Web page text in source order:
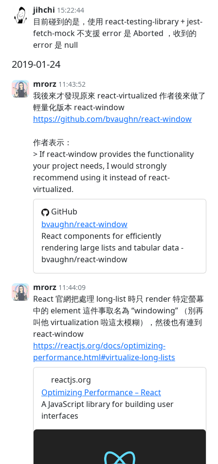
jihchi 15:22:44
目前碰到的是，使用 react-testing-library + jest-
fetch-mock 不支援 error 是 Aborted ，收到的
error 是 null
2019-01-24
mrorz 11:43:52
我後來才發現原來 react-virtualized 作者後來做了
輕量化版本 react-window
https://github.com/bvaughn/react-window
作者表示：
> If react-window provides the functionality
your project needs, I would strongly
recommend using it instead of react-
virtualized.
GitHub
bvaughn/react-window
React components for efficiently
rendering large lists and tabular data -
bvaughn/react-window
mrorz 11:44:09
React 官網把處理 long-list 時只 render 特定螢幕
中的 element 這件事取名為 “windowing” （別再
叫他 virtualization 啦這太模糊），然後也有連到
react-window
https://reactjs.org/docs/optimizing-
performance.html#virtualize-long-lists
reactjs.org
Optimizing Performance – React
A JavaScript library for building user
interfaces